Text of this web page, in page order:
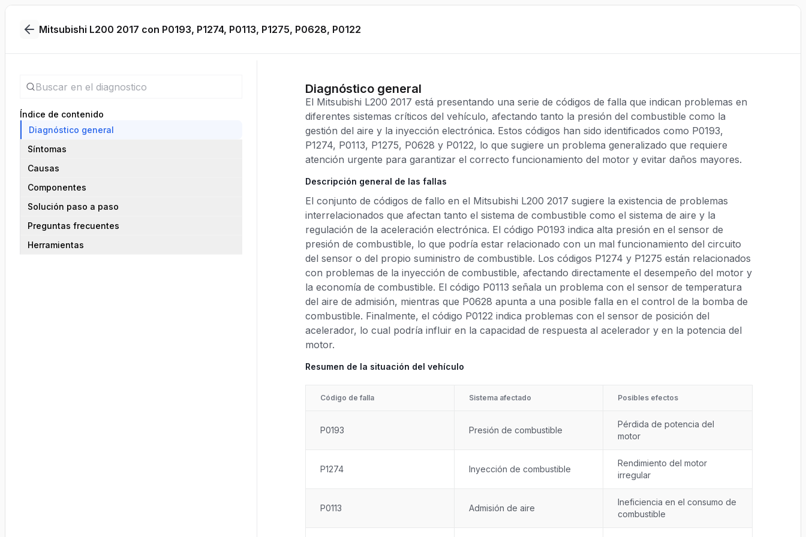
Mitsubishi L200 2017 con P0193, P1274, P0113, P1275, P0628, P0122
Índice de contenido
Diagnóstico general
Síntomas
Causas
Componentes
Solución paso a paso
Preguntas frecuentes
Herramientas
Diagnóstico general
El Mitsubishi L200 2017 está presentando una serie de códigos de falla que indican problemas en
diferentes sistemas críticos del vehículo, afectando tanto la presión del combustible como la
gestión del aire y la inyección electrónica. Estos códigos han sido identificados como P0193,
P1274, P0113, P1275, P0628 y P0122, lo que sugiere un problema generalizado que requiere
atención urgente para garantizar el correcto funcionamiento del motor y evitar daños mayores.
Descripción general de las fallas
El conjunto de códigos de fallo en el Mitsubishi L200 2017 sugiere la existencia de problemas
interrelacionados que afectan tanto el sistema de combustible como el sistema de aire y la
regulación de la aceleración electrónica. El código P0193 indica alta presión en el sensor de
presión de combustible, lo que podría estar relacionado con un mal funcionamiento del circuito
del sensor o del propio suministro de combustible. Los códigos P1274 y P1275 están relacionados
con problemas de la inyección de combustible, afectando directamente el desempeño del motor y
la economía de combustible. El código P0113 señala un problema con el sensor de temperatura
del aire de admisión, mientras que P0628 apunta a una posible falla en el control de la bomba de
combustible. Finalmente, el código P0122 indica problemas con el sensor de posición del
acelerador, lo cual podría influir en la capacidad de respuesta al acelerador y en la potencia del
motor.
Resumen de la situación del vehículo
Código de falla Sistema afectado Posibles efectos
P0193 Presión de combustible
Pérdida de potencia del
motor
P1274 Inyección de combustible
Rendimiento del motor
irregular
P0113 Admisión de aire
Ineficiencia en el consumo de
combustible